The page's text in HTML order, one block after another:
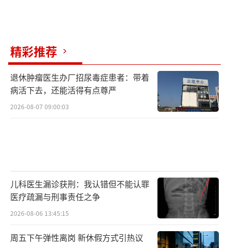
精彩推荐
退休肿瘤医生办厂招尿毒症患者：带着
病活下去，还能活得有点尊严
2026-08-07 09:00:03
儿科医生漏诊获刑：我认错但不能认罪
医疗疏漏与刑事责任之争
2026-08-06 13:45:15
周五下午弹性离岗 新休假方式引热议